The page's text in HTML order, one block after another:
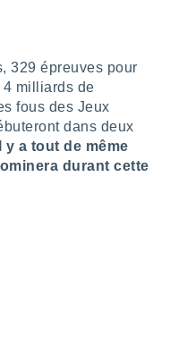
329 épreuves pour
4 milliards de
fous des Jeux
dans deux
y a tout de même
durant cette